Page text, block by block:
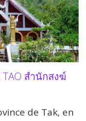
TAO สำนักสงฆ์
de Tak, en